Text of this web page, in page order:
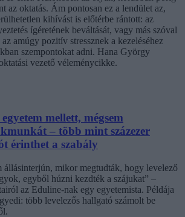
az oktatás. Ám pontosan ez a lendület az,
kihívást is előtérbe rántott: az
ígéretének beváltását, vagy más szóval
amúgy pozitív stressznek a kezeléséhez
szempontokat adni. Hana György
vezető véleménycikke.
mellett, mégsem
– több mint százezer
érinthet a szabály
állásinterjún, mikor megtudták, hogy levelező
egyből húzni kezdték a szájukat” –
az Eduline-nak egy egyetemista. Példája
több levelezős hallgató számolt be